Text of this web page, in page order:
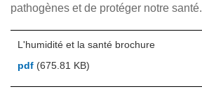
pathogènes et de protéger notre santé.
L'humidité et la santé brochure
pdf (675.81 KB)